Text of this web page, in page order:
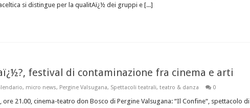
si distingue per la qualitAï¿½ dei gruppi e [...]
festival di contaminazione fra cinema e arti
, micro news, Pergine Valsugana, Spettacoli teatrali, teatro & danza 0
21.00, cinema-teatro don Bosco di Pergine Valsugana: “Il Confine“, spettacolo di